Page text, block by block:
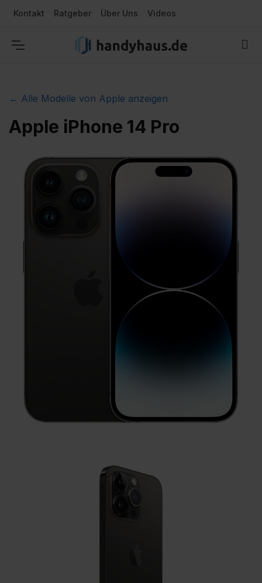
Kontakt Ratgeber Über Uns Videos
← Alle Modelle von Apple anzeigen
Apple iPhone 14 Pro